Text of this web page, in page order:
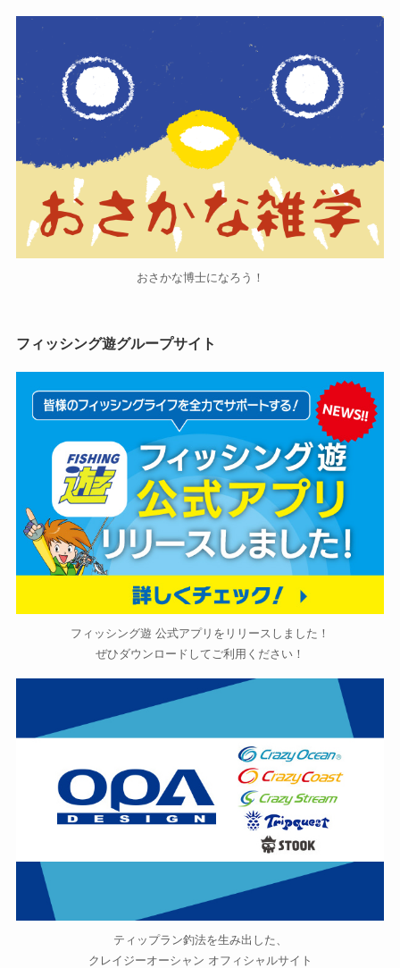
おさかな博士になろう！
フィッシング遊グループサイト
フィッシング遊 公式アプリをリリースしました！
ぜひダウンロードしてご利用ください！
ティップラン釣法を生み出した、
クレイジーオーシャン オフィシャルサイト